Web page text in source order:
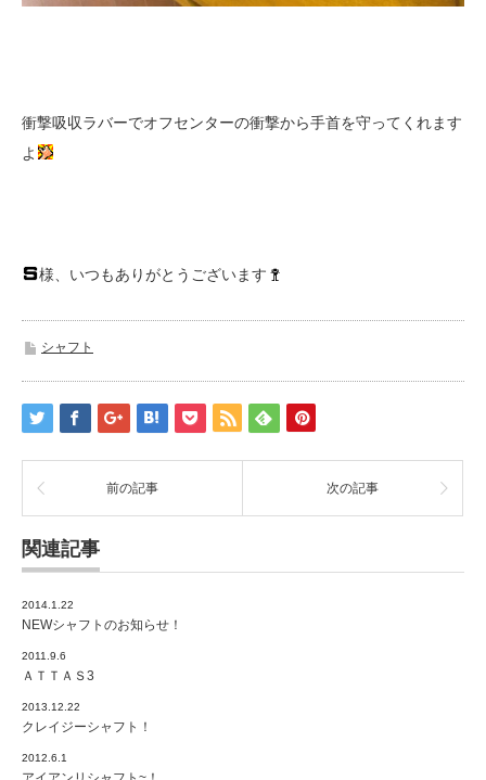
衝撃吸収ラバーでオフセンターの衝撃から手首を守ってくれます
よ
様、いつもありがとうございます
シャフト
前の記事 次の記事
関連記事
2014.1.22
NEWシャフトのお知らせ！
2011.9.6
ＡＴＴＡＳ3
2013.12.22
クレイジーシャフト！
2012.6.1